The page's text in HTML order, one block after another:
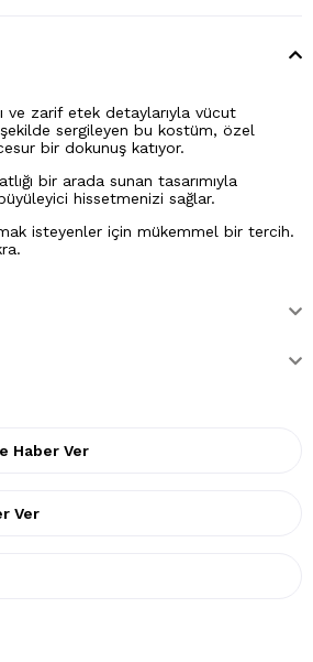
ve zarif etek detaylarıyla vücut
şekilde sergileyen bu kostüm, özel
bir dokunuş katıyor.
bir arada sunan tasarımıyla
hissetmenizi sağlar.
isteyenler için mükemmel bir tercih.
Haber Ver
Ver